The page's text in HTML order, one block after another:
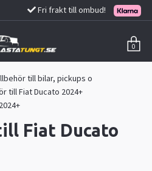
Fri frakt till ombud!
0
till bilar, pickups o
till Fiat Ducato 2024+
Fiat Ducato